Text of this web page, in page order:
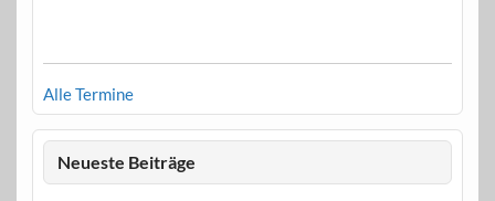
Alle Termine
Neueste Beiträge